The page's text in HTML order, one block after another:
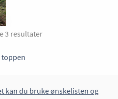
3 resultater
toppen
kan du bruke ønskelisten og